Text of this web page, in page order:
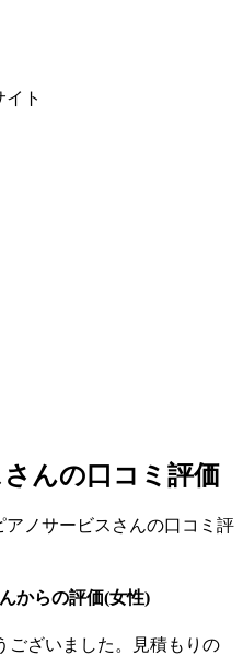
ト
んの口コミ評価
ノサービスさんの口コミ評
からの評価(女性)
ございました。見積もりの